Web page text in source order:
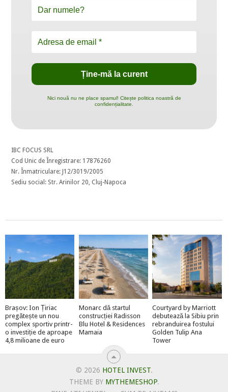
Nici nouă nu ne place spamul! Citește politica noastră de
confidențialitate.
IBC FOCUS SRL
Cod Unic de Înregistrare: 17876260
Nr. Înmatriculare: J12/3019/2005
Sediu social: Str. Arinilor 20, Cluj-Napoca
Brașov: Ion Țiriac
pregătește un nou
complex sportiv printr-
o investiție de aproape
4,8 milioane de euro
Monarc dă startul
construcției Radisson
Blu Hotel & Residences
Mamaia
Courtyard by Marriott
debutează la Sibiu prin
rebranduirea fostului
Golden Tulip Ana
Tower
© 2026 HOTEL INVEST.
THEME BY MYTHEMESHOP.